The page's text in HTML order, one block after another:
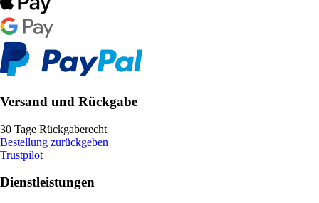
Versand und Rückgabe
30 Tage Rückgaberecht
Bestellung zurückgeben
Trustpilot
Dienstleistungen